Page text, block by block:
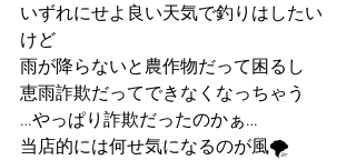
いずれにせよ良い天気で釣りはしたい
けど
雨が降らないと農作物だって困るし
恵雨詐欺だってできなくなっちゃう
…やっぱり詐欺だったのかぁ…
当店的には何せ気になるのが風🌪️